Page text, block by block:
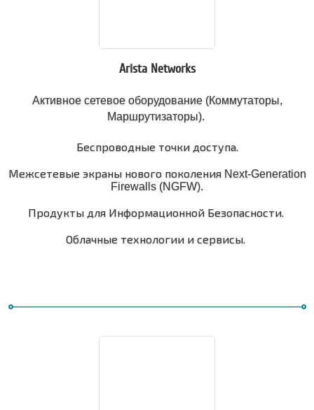
Arista Networks
Активное сетевое оборудование (Коммутаторы,
Маршрутизаторы).
Беспроводные точки доступа.
Межсетевые экраны нового поколения Next-Generation
Firewalls (NGFW).
Продукты для Информационной Безопасности.
Облачные технологии и сервисы.